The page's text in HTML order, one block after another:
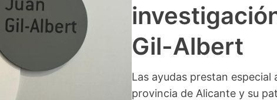
Gil-Albert
Las ayudas prestan
provincia de Alicante y su